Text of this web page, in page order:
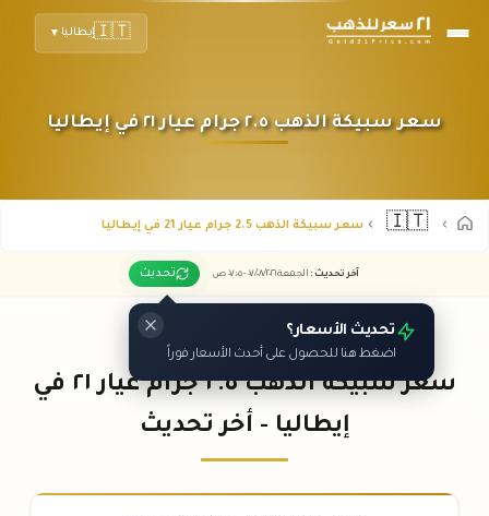
🇮🇹إيطاليا ▼
سعر سبيكة الذهب ٢.٥ جرام عيار ٢١ في إيطاليا
🇮🇹 سعر سبيكة الذهب 2.5 جرام عيار 21 في إيطاليا
آخر تحديث : الجمعة ٠٧ /٠٨/٢٠٢٦ - ٠٧:٠٥ ص تحديث
تحديث الأسعار؟
اضغط هنا للحصول على أحدث الأسعار فوراً
سعر سبيكة الذهب ٢.٥ جرام عيار ٢١ في
إيطاليا - أخر تحديث